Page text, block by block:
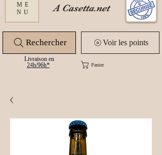
ME
NU
Livraison en
24h/96h* Panier
Voir les points
A Casetta.net
Rechercher